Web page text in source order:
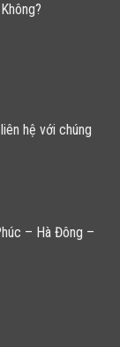
hệ với chúng
– Hà Đông –